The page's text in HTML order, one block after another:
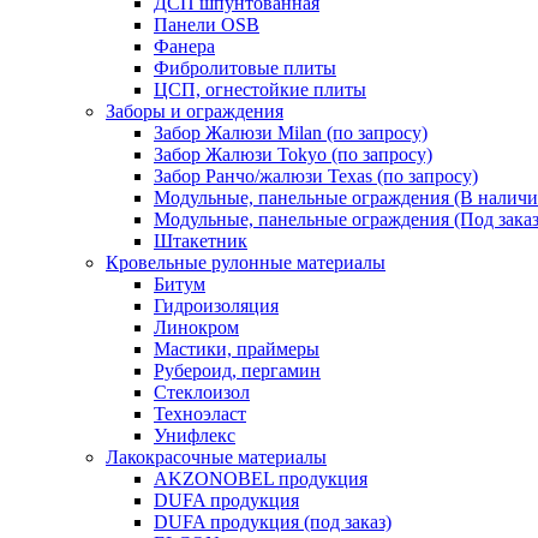
Панели OSB
Фанера
Фибролитовые плиты
ЦСП, огнестойкие плиты
Заборы и ограждения
Забор Жалюзи Milan (по запросу)
Забор Жалюзи Tokyo (по запросу)
Забор Ранчо/жалюзи Texas (по запросу)
Модульные, панельные ограждения (В
Модульные, панельные ограждения (Под
Штакетник
Кровельные рулонные материалы
Битум
Гидроизоляция
Линокром
Мастики, праймеры
Рубероид, пергамин
Стеклоизол
Техноэласт
Унифлекс
Лакокрасочные материалы
AKZONOBEL продукция
DUFA продукция
DUFA продукция (под заказ)